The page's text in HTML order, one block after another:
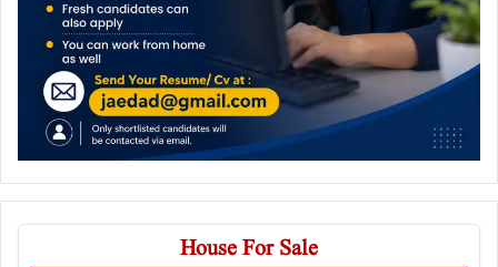
House For Sale